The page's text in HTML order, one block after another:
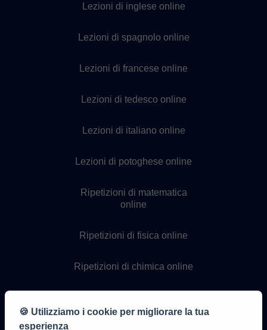
Lezioni di inglese online
Lezioni di spagnolo online
Lezioni di francese online
Lezioni di tedesco online
Lezioni di italiano online
Lezioni di potoghese online
Ripetizioni di matematica
online
Ripetizioni di fisica online
Ripetizioni di chimica online
online
🍪 Utilizziamo i cookie per migliorare la tua
esperienza